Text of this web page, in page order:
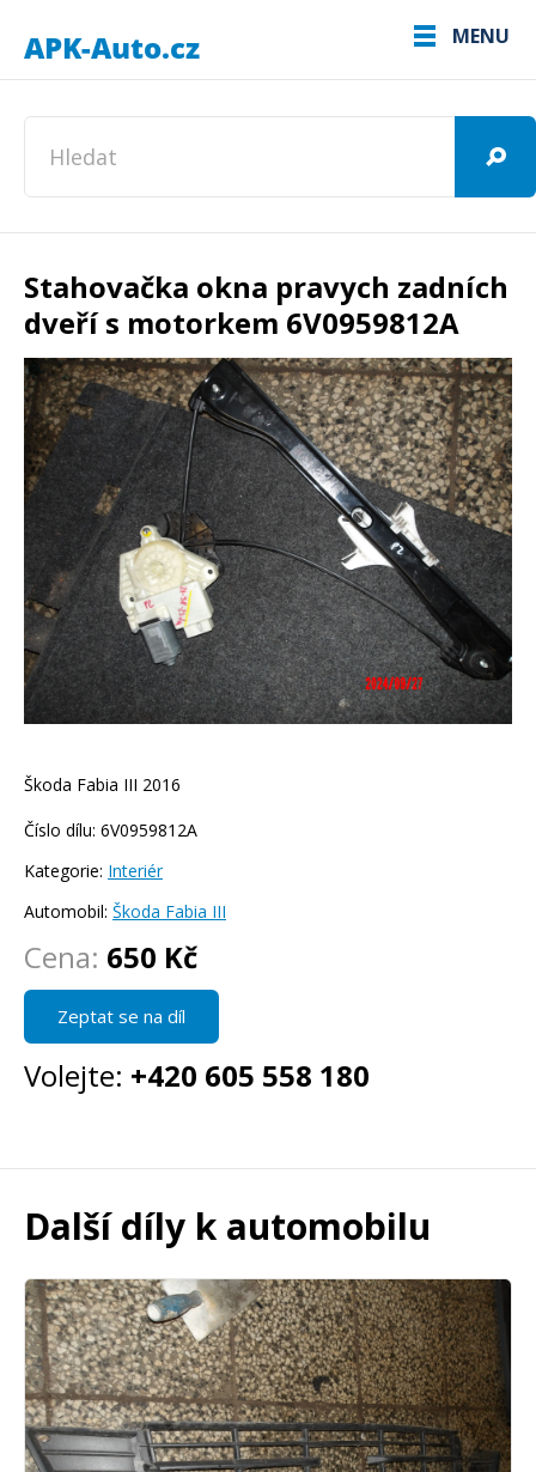
MENU
Stahovačka okna pravych zadních
dveří s motorkem 6V0959812A
Škoda Fabia III 2016
Číslo dílu: 6V0959812A
Kategorie: Interiér
Automobil: Škoda Fabia III
Cena: 650 Kč
Zeptat se na díl
Volejte: +420 605 558 180
Další díly k automobilu